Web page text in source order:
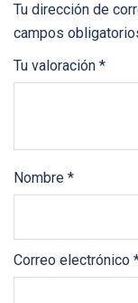
Tu dirección de
campos
Tu valoración *
Nombre *
Correo electrónico